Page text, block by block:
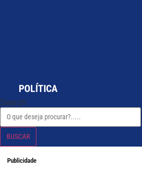
POLÍTICA
Search
BUSCAR
Publicidade